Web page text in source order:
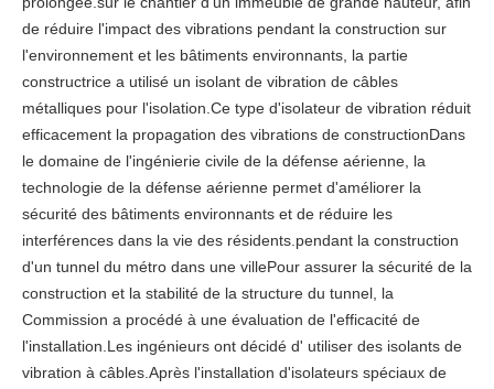
de réduire l'impact des vibrations pendant la construction sur
l'environnement et les bâtiments environnants, la partie
constructrice a utilisé un isolant de vibration de câbles
métalliques pour l'isolation.Ce type d'isolateur de vibration réduit
efficacement la propagation des vibrations de constructionDans
le domaine de l'ingénierie civile de la défense aérienne, la
technologie de la défense aérienne permet d'améliorer la
sécurité des bâtiments environnants et de réduire les
interférences dans la vie des résidents.pendant la construction
d'un tunnel du métro dans une villePour assurer la sécurité de la
construction et la stabilité de la structure du tunnel, la
Commission a procédé à une évaluation de l'efficacité de
l'installation.Les ingénieurs ont décidé d' utiliser des isolants de
vibration à câbles.Après l'installation d'isolateurs spéciaux de